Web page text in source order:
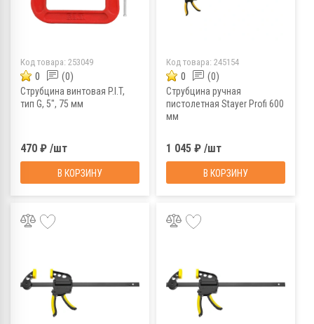
Код товара: 253049
0 (0)
Струбцина винтовая P.I.T,
тип G, 5", 75 мм
470 ₽ /шт
В КОРЗИНУ
Код товара: 245154
0 (0)
Струбцина ручная
пистолетная Stayer Profi 600
мм
1 045 ₽ /шт
В КОРЗИНУ